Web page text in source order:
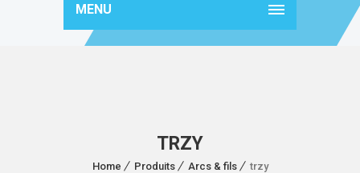
MENU
TRZY
Home Produits Arcs & fils trzy